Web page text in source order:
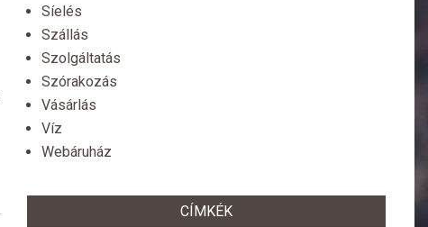
Síelés
Szállás
Szolgáltatás
Szórakozás
Vásárlás
Víz
Webáruház
CÍMKÉK